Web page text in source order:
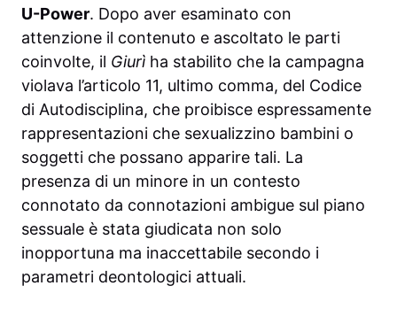
U-Power. Dopo aver esaminato con
attenzione il contenuto e ascoltato le parti
coinvolte, il Giurì ha stabilito che la campagna
violava l’articolo 11, ultimo comma, del Codice
di Autodisciplina, che proibisce espressamente
rappresentazioni che sexualizzino bambini o
soggetti che possano apparire tali. La
presenza di un minore in un contesto
connotato da connotazioni ambigue sul piano
sessuale è stata giudicata non solo
inopportuna ma inaccettabile secondo i
parametri deontologici attuali.